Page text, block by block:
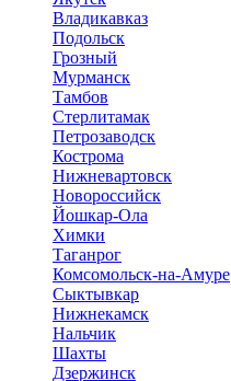
Владикавказ
Подольск
Грозный
Мурманск
Тамбов
Стерлитамак
Петрозаводск
Кострома
Нижневартовск
Новороссийск
Йошкар-Ола
Химки
Таганрог
Комсомольск-на-Амуре
Сыктывкар
Нижнекамск
Нальчик
Шахты
Дзержинск